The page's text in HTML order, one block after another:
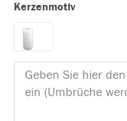
Kerzenmotiv